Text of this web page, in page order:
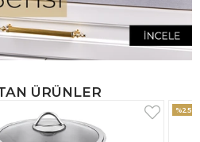
ÜRÜNLER
%33